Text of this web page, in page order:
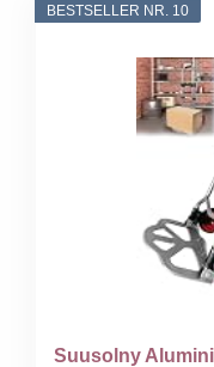
BESTSELLER NR. 10
Suusolny